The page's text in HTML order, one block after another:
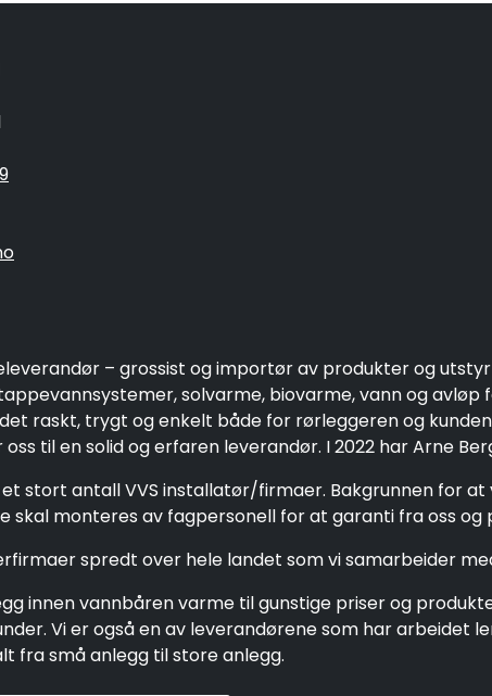
– grossist og importør av produkter og
solvarme, biovarme, vann og
raskt, trygt og enkelt både for rørleggeren og
til en solid og erfaren leverandør. I 2022 har Arne
stort antall VVS installatør/firmaer. Bakgrunnen for
skal monteres av fagpersonell for at garanti fra oss og
spredt over hele landet som vi samarbeider
innen vannbåren varme til gunstige priser og
Vi er også en av leverandørene som har arbeidet
fra små anlegg til store anlegg.